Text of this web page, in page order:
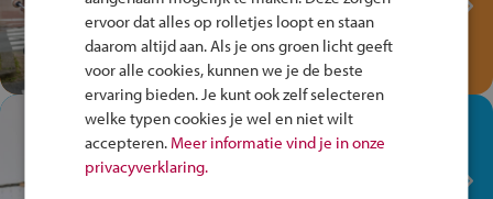
Speel het Fiets Veilig Verkeersspel
en win een Cortina-fiets!
In de winkel ben je op je
plek!
ervoor dat alles op rolletjes loopt en staan
daarom altijd aan. Als je ons groen licht geeft
voor alle cookies, kunnen we je de beste
ervaring bieden. Je kunt ook zelf selecteren
welke typen cookies je wel en niet wilt
accepteren. Meer informatie vind je in onze
privacyverklaring.